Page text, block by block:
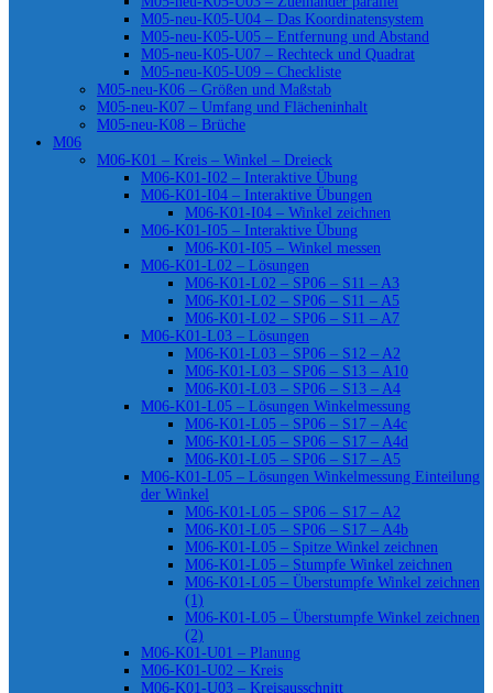
M05-neu-K05-U04 – Das Koordinatensystem
M05-neu-K05-U05 – Entfernung und Abstand
M05-neu-K05-U07 – Rechteck und Quadrat
M05-neu-K05-U09 – Checkliste
M05-neu-K06 – Größen und Maßstab
M05-neu-K07 – Umfang und Flächeninhalt
M05-neu-K08 – Brüche
M06
M06-K01 – Kreis – Winkel – Dreieck
M06-K01-I02 – Interaktive Übung
M06-K01-I04 – Interaktive Übungen
M06-K01-I04 – Winkel zeichnen
M06-K01-I05 – Interaktive Übung
M06-K01-I05 – Winkel messen
M06-K01-L02 – Lösungen
M06-K01-L02 – SP06 – S11 – A3
M06-K01-L02 – SP06 – S11 – A5
M06-K01-L02 – SP06 – S11 – A7
M06-K01-L03 – Lösungen
M06-K01-L03 – SP06 – S12 – A2
M06-K01-L03 – SP06 – S13 – A10
M06-K01-L03 – SP06 – S13 – A4
M06-K01-L05 – Lösungen Winkelmessung
M06-K01-L05 – SP06 – S17 – A4c
M06-K01-L05 – SP06 – S17 – A4d
M06-K01-L05 – SP06 – S17 – A5
M06-K01-L05 – Lösungen Winkelmessung Einteilung
der Winkel
M06-K01-L05 – SP06 – S17 – A2
M06-K01-L05 – SP06 – S17 – A4b
M06-K01-L05 – Spitze Winkel zeichnen
M06-K01-L05 – Stumpfe Winkel zeichnen
M06-K01-L05 – Überstumpfe Winkel zeichnen
(1)
M06-K01-L05 – Überstumpfe Winkel zeichnen
(2)
M06-K01-U01 – Planung
M06-K01-U02 – Kreis
M06-K01-U03 – Kreisausschnitt